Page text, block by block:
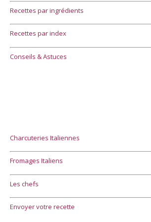
Recettes par ingrédients
Recettes par index
Conseils & Astuces
Charcuteries Italiennes
Fromages Italiens
Les chefs
Envoyer votre recette